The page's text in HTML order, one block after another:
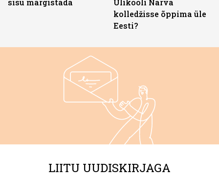
sisu märgistada
Ülikooli Narva
kolledžisse õppima üle
Eesti?
LIITU UUDISKIRJAGA